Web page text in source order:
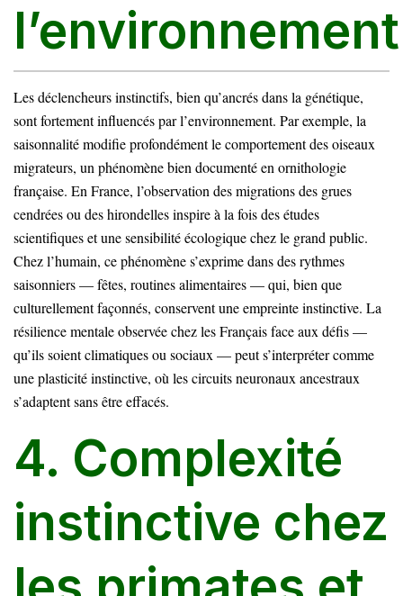
l’environnement
Les déclencheurs instinctifs, bien qu’ancrés dans la génétique,
sont fortement influencés par l’environnement. Par exemple, la
saisonnalité modifie profondément le comportement des oiseaux
migrateurs, un phénomène bien documenté en ornithologie
française. En France, l’observation des migrations des grues
cendrées ou des hirondelles inspire à la fois des études
scientifiques et une sensibilité écologique chez le grand public.
Chez l’humain, ce phénomène s’exprime dans des rythmes
saisonniers — fêtes, routines alimentaires — qui, bien que
culturellement façonnés, conservent une empreinte instinctive. La
résilience mentale observée chez les Français face aux défis —
qu’ils soient climatiques ou sociaux — peut s’interpréter comme
une plasticité instinctive, où les circuits neuronaux ancestraux
s’adaptent sans être effacés.
4. Complexité
instinctive chez